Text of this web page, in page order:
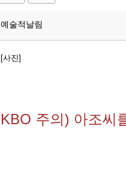
예술적날림
[사진]
KBO 주의) 아조씨